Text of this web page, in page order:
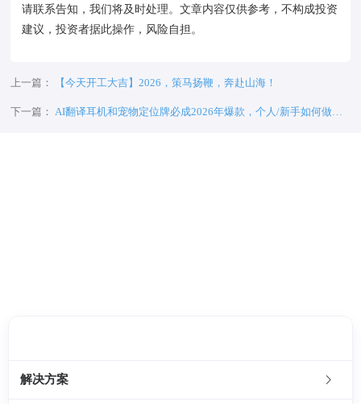
请联系告知，我们将及时处理。文章内容仅供参考，不构成投资
建议，投资者据此操作，风险自担。
上一篇： 【今天开工大吉】2026，策马扬鞭，奔赴山海！
下一篇： AI翻译耳机和宠物定位牌必成2026年爆款，个人/新手如何做好
解决方案